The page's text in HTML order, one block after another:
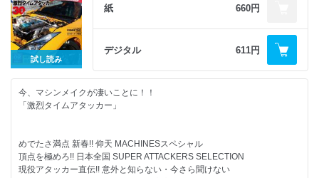
ガールズ オン!! 東京オートサロン2014 SPL Part.2
大好評マシンメイキング連載☆
アンダー鈴木S15
~ADVANCE NA1~
~Iwabuchi Motors S15~
ほか盛りだくさん!!
若手チューナーの月イチ誌上ＢＬＯＧ!? やんコラ
ＮＥＷ ＰＡＲＴＳ ＧＡＬＬＥＲＹ ２０１４
ＮＥＷＳ＆インフォメーション
モニター報告
OPT2注目! PRO SHOPガイド ?ＲＯＵＮＤ ＥＮＧＩＮＥＥＲＩＮＧ
ＳＸＥ１０?
ＭＡＫＩＮＧ Ｆｏｒ ＣＩＲＣＵＩＴ
モニター募集
試し読み
紙 660円
デジタル 611円
今、マシンメイクが凄いことに！！
「激烈タイムアタッカー」
めでたさ満点 新春!! 仰天 MACHINESスペシャル
頂点を極めろ!! 日本全国 SUPER ATTACKERS SELECTION
現役アタッカー直伝!! 意外と知らない・今さら聞けない